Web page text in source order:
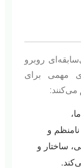
روبرو
مهمی برای
می‌کنند:
و
ساختار و